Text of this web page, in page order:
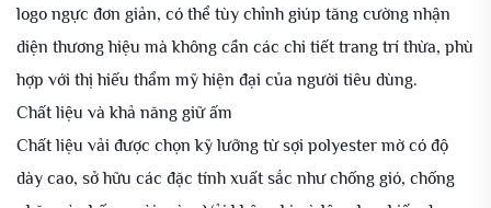
logo ngực đơn giản, có thể tùy chỉnh giúp tăng cường nhận
diện thương hiệu mà không cần các chi tiết trang trí thừa, phù
hợp với thị hiếu thẩm mỹ hiện đại của người tiêu dùng.
Chất liệu và khả năng giữ ấm
Chất liệu vải được chọn kỹ lưỡng từ sợi polyester mờ có độ
dày cao, sở hữu các đặc tính xuất sắc như chống gió, chống